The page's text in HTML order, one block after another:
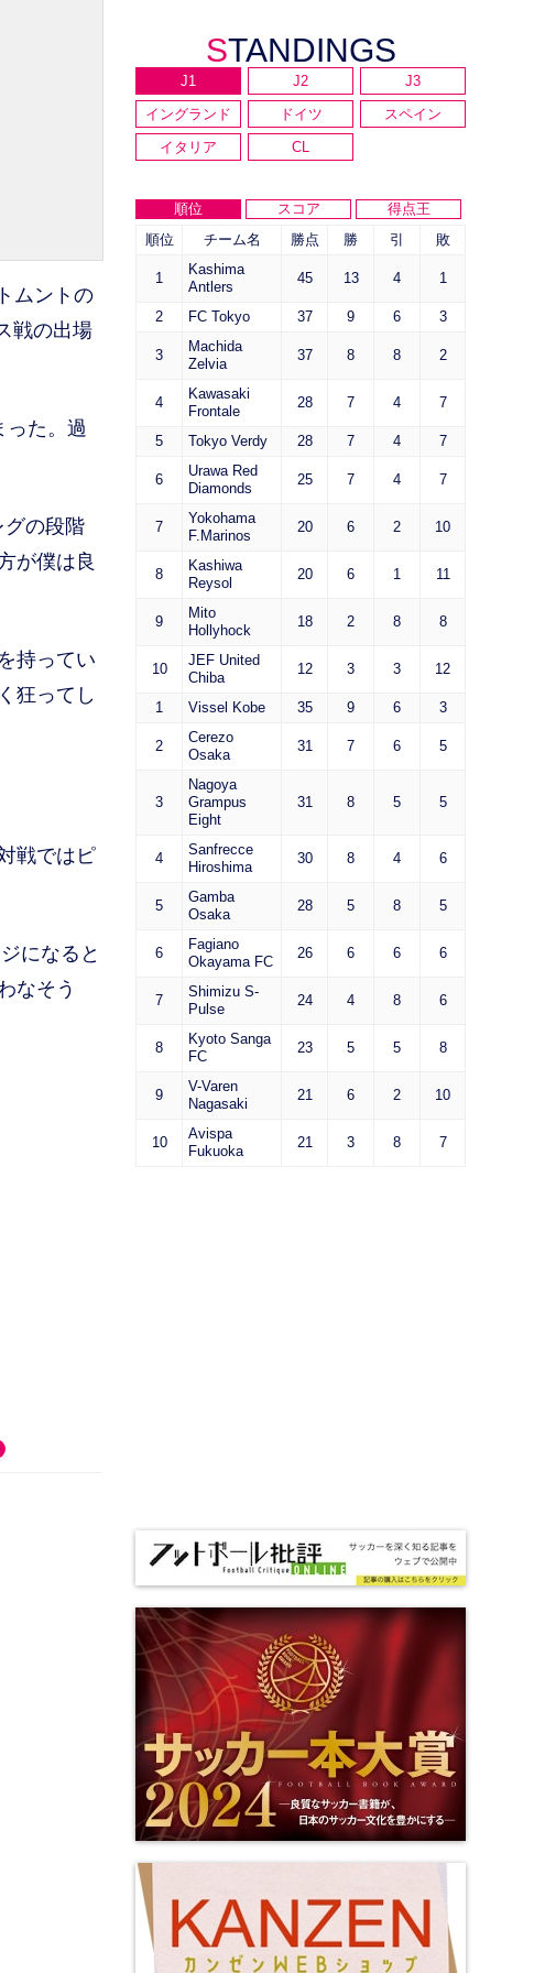
ムントの
戦の出場
た。過
の段階
が僕は良
持ってい
狂ってし
戦ではピ
になると
なそう
STANDINGS
J1 J2
J3
イングランド
ドイツ
スペイン
イタリア
CL
順位 スコア
得点王
順位
チーム名 勝点 勝 引 敗
1
Kashima
Antlers
45 13 4 1
2 FC Tokyo 37 9 6 3
3
Machida
Zelvia
37 8 8 2
4
Kawasaki
Frontale
28 7 4 7
5 Tokyo Verdy 28 7 4 7
6
Urawa Red
Diamonds
25 7 4 7
7
Yokohama
F.Marinos
20 6 2 10
8
Kashiwa
Reysol
20 6 1 11
9
Mito
Hollyhock
18 2 8 8
10
JEF United
Chiba
12 3 3 12
1 Vissel Kobe 35 9 6 3
2
Cerezo
Osaka
31 7 6 5
3
Nagoya
Grampus
Eight
31 8 5 5
4
Sanfrecce
Hiroshima
30 8 4 6
5
Gamba
Osaka
28 5 8 5
6
Fagiano
Okayama FC
26 6 6 6
7
Shimizu S-
Pulse
24 4 8 6
8
Kyoto Sanga
FC
23 5 5 8
9
V-Varen
Nagasaki
21 6 2 10
10
Avispa
Fukuoka
21 3 8 7